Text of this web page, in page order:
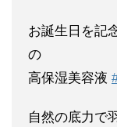
お誕生日を記
の
高保湿美容液
自然の底力で